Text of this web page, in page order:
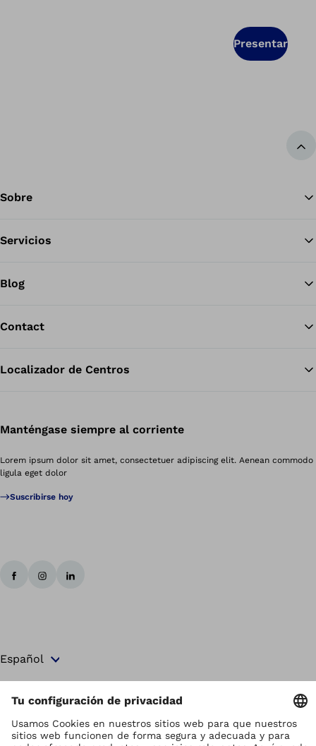
Presentar
Sobre
Servicios
Blog
Contact
Localizador de Centros
Manténgase siempre al corriente
Lorem ipsum dolor sit amet, consectetuer adipiscing elit. Aenean commodo
ligula eget dolor
Suscribirse hoy
Los derechos de autor son propiedad de Ottobock